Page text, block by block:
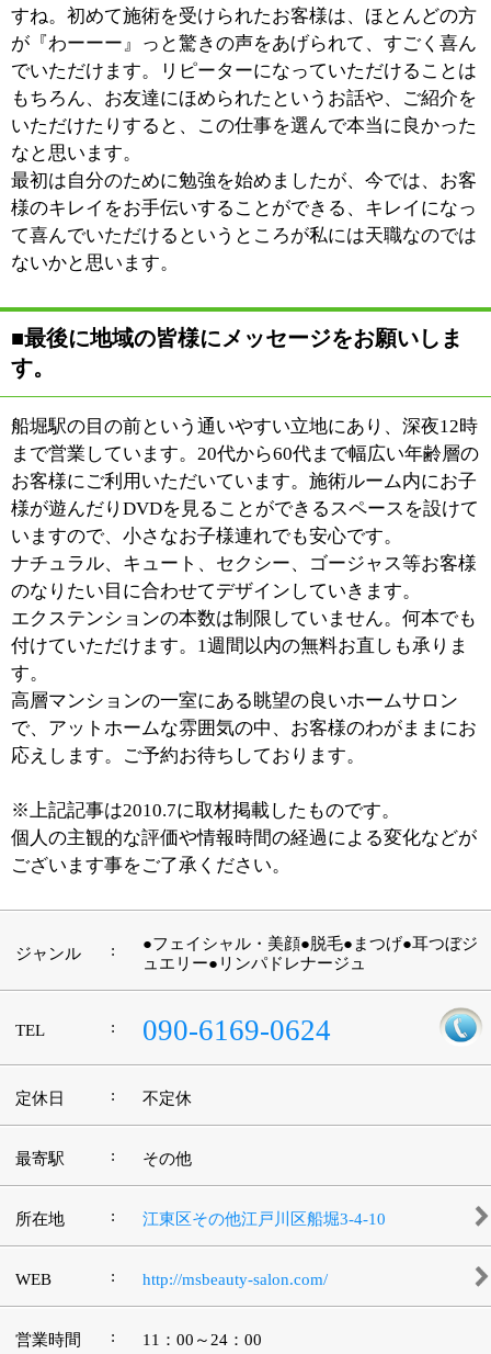
このページの先頭へ
江戸川区時間 墨田区時間 葛飾区時間
表示： PC | モバイル